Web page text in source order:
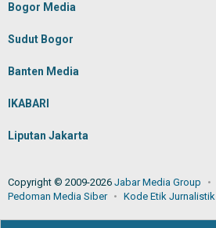
Bogor Media
Sudut Bogor
Banten Media
IKABARI
Liputan Jakarta
Copyright © 2009-2026 Jabar Media Group
Pedoman Media Siber
Kode Etik Jurnalistik